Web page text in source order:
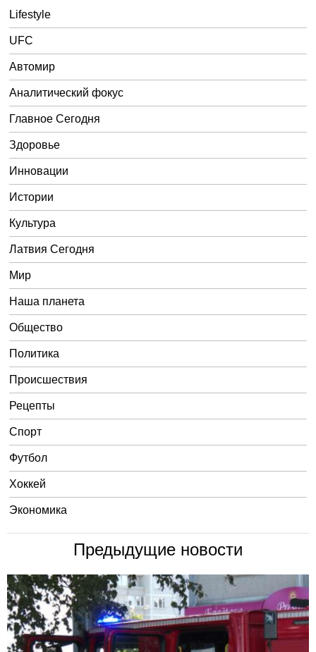
Lifestyle
UFC
Автомир
Аналитический фокус
Главное Сегодня
Здоровье
Инновации
Истории
Культура
Латвия Сегодня
Мир
Наша планета
Общество
Политика
Происшествия
Рецепты
Спорт
Футбол
Хоккей
Экономика
Предыдущие новости